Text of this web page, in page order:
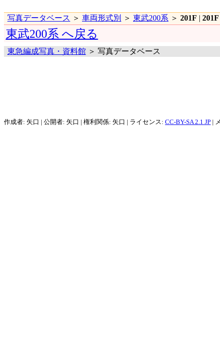
写真データベース ＞ 車両形式別 ＞ 東武200系 ＞ 201F | 201F
東武200系 へ戻る
東急編成写真・資料館 ＞ 写真データベース
作成者: 矢口 | 公開者: 矢口 | 権利関係: 矢口 | ライセンス: CC-BY-SA 2.1 JP |